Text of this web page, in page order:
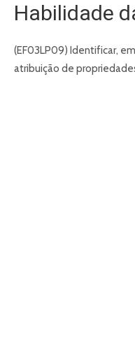
Habilidade
(EF03LP09) Identificar,
atribuição de